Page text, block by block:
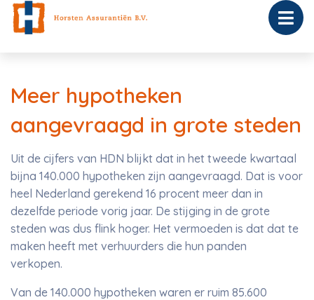
Meer hypotheken
aangevraagd in grote steden
Uit de cijfers van HDN blijkt dat in het tweede kwartaal
bijna 140.000 hypotheken zijn aangevraagd. Dat is voor
heel Nederland gerekend 16 procent meer dan in
dezelfde periode vorig jaar. De stijging in de grote
steden was dus flink hoger. Het vermoeden is dat dat te
maken heeft met verhuurders die hun panden
verkopen.
Van de 140.000 hypotheken waren er ruim 85.600